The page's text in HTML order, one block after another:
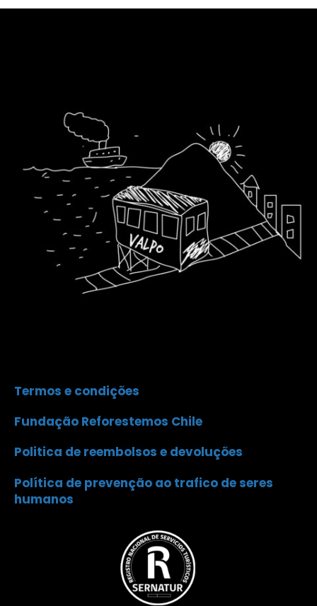
Termos e condições
Fundação Reforestemos Chile
Politica de reembolsos e devoluções
Política de prevenção ao trafico de seres
humanos